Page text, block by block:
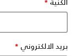
بريد الالكتروني